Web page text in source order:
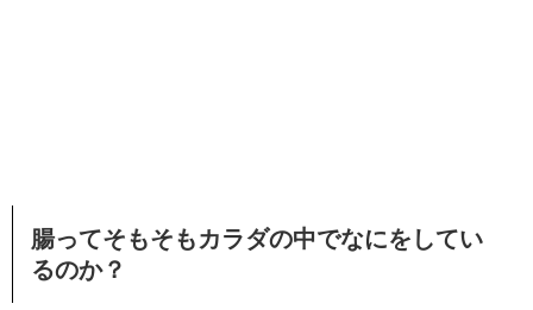
腸ってそもそもカラダの中でなにをしてい
るのか？